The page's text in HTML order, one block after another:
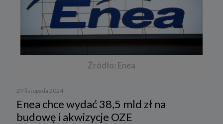
Źródło: Enea
29 listopada 2024
Enea chce wydać 38,5 mld zł na
budowę i akwizycje OZE